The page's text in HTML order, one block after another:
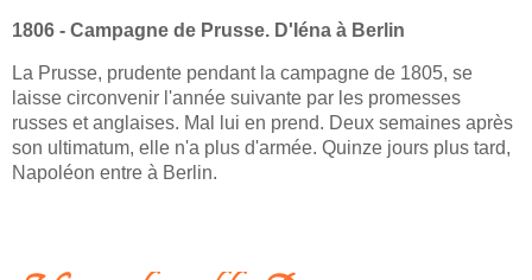
1806 - Campagne de Prusse. D'Iéna à Berlin
La Prusse, prudente pendant la campagne de 1805, se
laisse circonvenir l'année suivante par les promesses
russes et anglaises. Mal lui en prend. Deux semaines après
son ultimatum, elle n'a plus d'armée. Quinze jours plus tard,
Napoléon entre à Berlin.